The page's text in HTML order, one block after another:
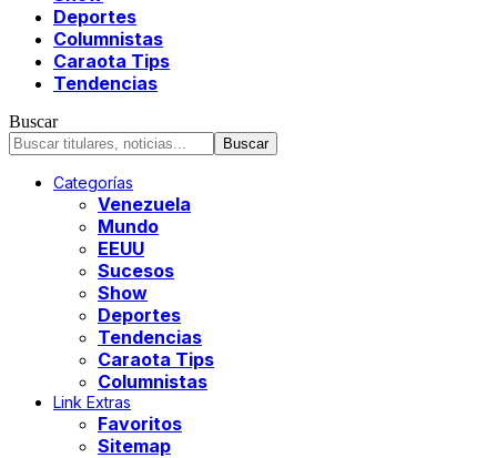
Deportes
Columnistas
Caraota Tips
Tendencias
Buscar
Categorías
Venezuela
Mundo
EEUU
Sucesos
Show
Deportes
Tendencias
Caraota Tips
Columnistas
Link Extras
Favoritos
Sitemap